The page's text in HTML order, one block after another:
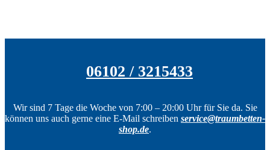
06102 / 3215433
Wir sind 7 Tage die Woche von 7:00 – 20:00 Uhr für Sie da. Sie
können uns auch gerne eine E-Mail schreiben service@traumbetten-
shop.de.